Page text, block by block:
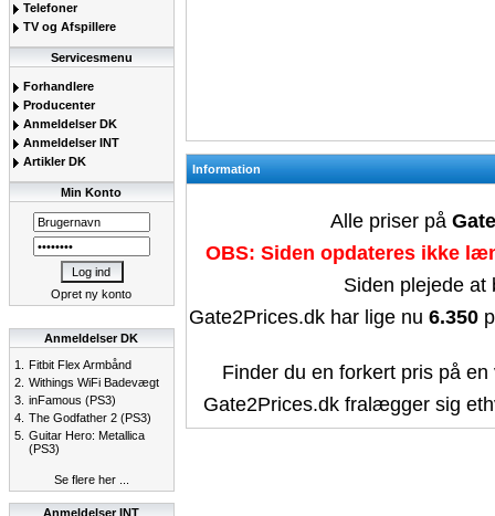
Telefoner
TV og Afspillere
Servicesmenu
Forhandlere
Producenter
Anmeldelser DK
Anmeldelser INT
Artikler DK
Min Konto
Opret ny konto
Anmeldelser DK
1.
Fitbit Flex Armbånd
2. Withings WiFi Badevægt
3. inFamous (PS3)
4. The Godfather 2 (PS3)
5. Guitar Hero: Metallica
(PS3)
Se flere her ...
Anmeldelser INT
Information
Alle priser på
OBS: Siden opdateres ikke
Siden plejede
Gate2Prices.dk har lige nu6.350
Finder du en forkert pris på
Gate2Prices.dk fralægger sig